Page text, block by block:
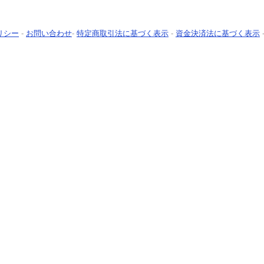
シー - お問い合わせ- 特定商取引法に基づく表示 - 資金決済法に基づく表示 -